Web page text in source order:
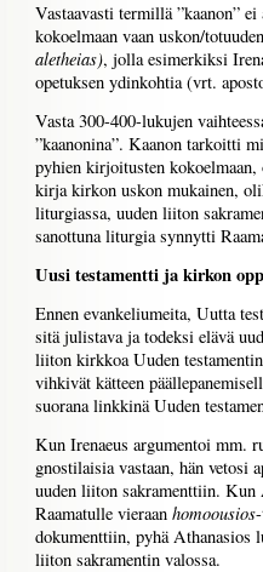
Vastaavasti termillä ”kaanon”
kokoelmaan vaan uskon/
aletheias), jolla esimerkiksi
opetuksen ydinkohtia (vrt.
Vasta 300-400-lukujen
”kaanonina”. Kaanon tarkoitti
pyhien kirjoitusten
kirja kirkon uskon mukainen,
liturgiassa, uuden liiton
sanottuna liturgia synnytti
Uusi testamentti ja kirkon
Ennen evankeliumeita, Uutta
sitä julistava ja todeksi elävä
liiton kirkkoa Uuden
vihkivät kätteen
suorana linkkinä Uuden
Kun Irenaeus argumentoi mm.
gnostilaisia vastaan, hän vetosi
uuden liiton sakramenttiin. Kun
Raamatulle vieraan homoousios
dokumenttiin, pyhä Athanasios
liiton sakramentin valossa.